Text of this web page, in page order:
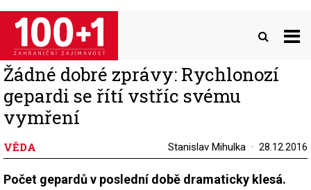
Přejít
hlavnímu
obsahu
Žádné dobré zprávy: Rychlonozí
gepardi se řítí vstříc svému
vymření
VĚDA Stanislav Mihulka 28.12.2016
Počet gepardů v poslední době dramaticky klesá.